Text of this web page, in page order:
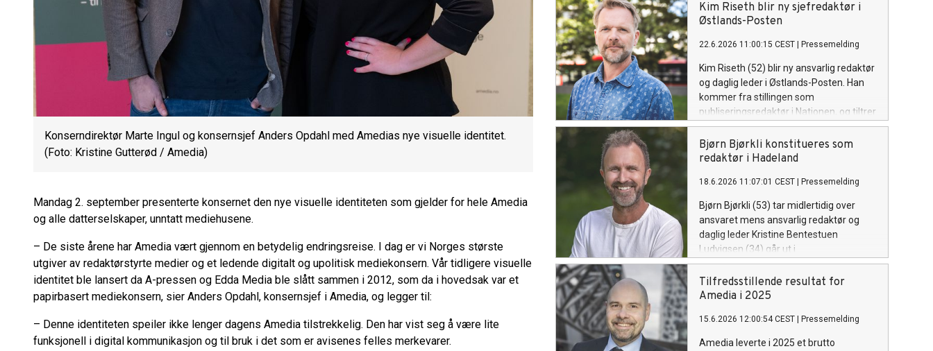
Konserndirektør Marte Ingul og konsernsjef Anders Opdahl med Amedias nye visuelle identitet.
(Foto: Kristine Gutterød / Amedia)
Mandag 2. september presenterte konsernet den nye visuelle identiteten som gjelder for hele Amedia
og alle datterselskaper, unntatt mediehusene.
– De siste årene har Amedia vært gjennom en betydelig endringsreise. I dag er vi Norges største
utgiver av redaktørstyrte medier og et ledende digitalt og upolitisk mediekonsern. Vår tidligere visuelle
identitet ble lansert da A-pressen og Edda Media ble slått sammen i 2012, som da i hovedsak var et
papirbasert mediekonsern, sier Anders Opdahl, konsernsjef i Amedia, og legger til:
– Denne identiteten speiler ikke lenger dagens Amedia tilstrekkelig. Den har vist seg å være lite
funksjonell i digital kommunikasjon og til bruk i det som er avisenes felles merkevarer.
Kim Riseth blir ny sjefredaktør i
Østlands-Posten
22.6.2026 11:00:15 CEST Pressemelding
Kim Riseth (52) blir ny ansvarlig redaktør
og daglig leder i Østlands-Posten. Han
kommer fra stillingen som
publiseringsredaktør i Nationen, og tiltrer
ved månedsskiftet september/oktober.
Bjørn Bjørkli konstitueres som
redaktør i Hadeland
18.6.2026 11:07:01 CEST Pressemelding
Bjørn Bjørkli (53) tar midlertidig over
ansvaret mens ansvarlig redaktør og
daglig leder Kristine Bentestuen
Ludvigsen (34) går ut i
foreldrepermisjon.
Tilfredsstillende resultat for
Amedia i 2025
15.6.2026 12:00:54 CEST Pressemelding
Amedia leverte i 2025 et brutto